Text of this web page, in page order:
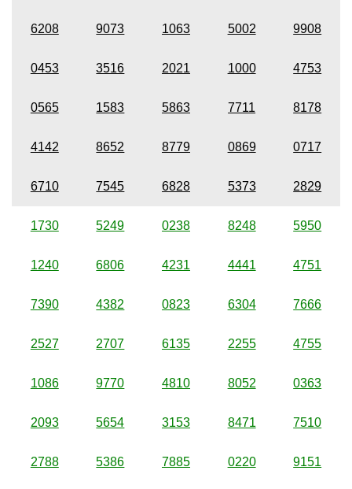
6208 9073 1063 5002 9908
0453 3516 2021 1000 4753
0565 1583 5863 7711 8178
4142 8652 8779 0869 0717
6710 7545 6828 5373 2829
1730 5249 0238 8248 5950
1240 6806 4231 4441 4751
7390 4382 0823 6304 7666
2527 2707 6135 2255 4755
1086 9770 4810 8052 0363
2093 5654 3153 8471 7510
2788 5386 7885 0220 9151